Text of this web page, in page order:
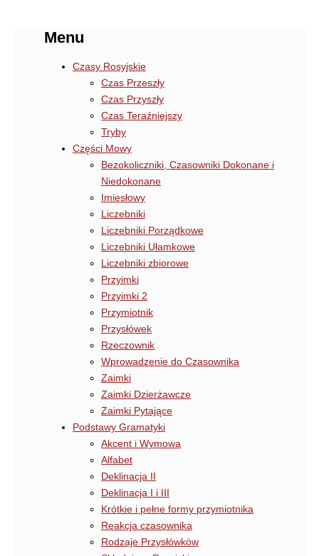
Menu
Czasy Rosyjskie
Czas Przeszły
Czas Przyszły
Czas Teraźniejszy
Tryby
Części Mowy
Bezokoliczniki, Czasowniki Dokonane i
Niedokonane
Imiesłowy
Liczebniki
Liczebniki Porządkowe
Liczebniki Ułamkowe
Liczebniki zbiorowe
Przyimki
Przyimki 2
Przymiotnik
Przysłówek
Rzeczownik
Wprowadzenie do Czasownika
Zaimki
Zaimki Dzierżawcze
Zaimki Pytające
Podstawy Gramatyki
Akcent i Wymowa
Alfabet
Deklinacja II
Deklinacja I i III
Krótkie i pełne formy przymiotnika
Reakcja czasownika
Rodzaje Przysłówków